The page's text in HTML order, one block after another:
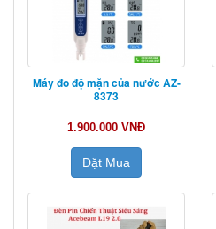
Máy đo độ mặn của nước AZ-
8373
1.900.000 VNĐ
Đặt Mua